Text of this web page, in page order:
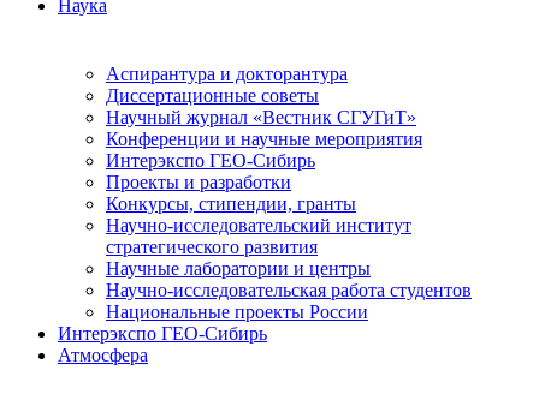
Наука
Аспирантура и докторантура
Диссертационные советы
Научный журнал «Вестник СГУГиТ»
Конференции и научные мероприятия
Интерэкспо ГЕО-Сибирь
Проекты и разработки
Конкурсы, стипендии, гранты
Научно-исследовательский институт
стратегического развития
Научные лаборатории и центры
Научно-исследовательская работа студентов
Национальные проекты России
Интерэкспо ГЕО-Сибирь
Атмосфера